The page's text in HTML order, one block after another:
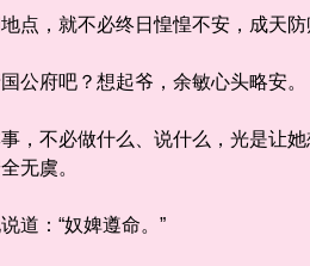
，就不必终日惶惶不安，成天防
府吧？想起爷，余敏心头略安。
不必做什么、说什么，光是让她
无虞。
：“奴婢遵命。”